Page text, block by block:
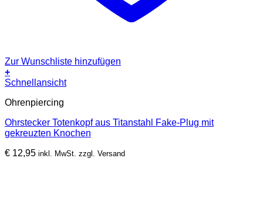
Zur Wunschliste hinzufügen
+
Schnellansicht
Ohrenpiercing
Ohrstecker Totenkopf aus Titanstahl Fake-Plug mit
gekreuzten Knochen
€ 12,95 inkl. MwSt. zzgl. Versand